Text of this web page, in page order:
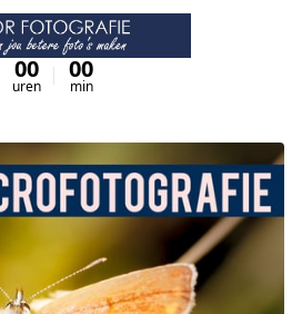
00
uren
00
min